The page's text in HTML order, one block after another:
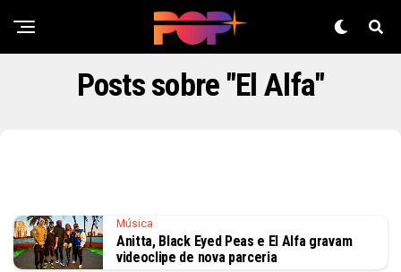
Posts sobre "El Alfa"
Música
Anitta, Black Eyed Peas e El Alfa gravam
videoclipe de nova parceria